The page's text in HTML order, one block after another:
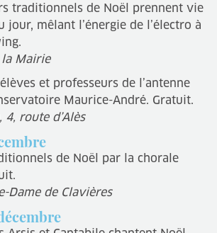
traditionnels de Noël prennent vie
jour, mêlant l’énergie de l’électro à
la Mairie
et professeurs de l’antenne
Maurice-André. Gratuit.
route d’Alès
de Noël par la chorale
Dame de Clavières